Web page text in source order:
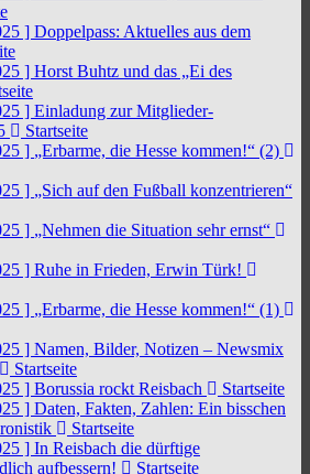
] Doppelpass: Aktuelles aus dem
] Horst Buhtz und das „Ei des
] Einladung zur Mitglieder-
Startseite
] „Erbarme, die Hesse kommen!“ (2)
] „Sich auf den Fußball konzentrieren“
] „Nehmen die Situation sehr ernst“
] Ruhe in Frieden, Erwin Türk!
] „Erbarme, die Hesse kommen!“ (1)
] Namen, Bilder, Notizen – Newsmix
Startseite
] Borussia rockt Reisbach
Startseite
] Daten, Fakten, Zahlen: Ein bisschen
Startseite
] In Reisbach die dürftige
aufbessern!
Startseite